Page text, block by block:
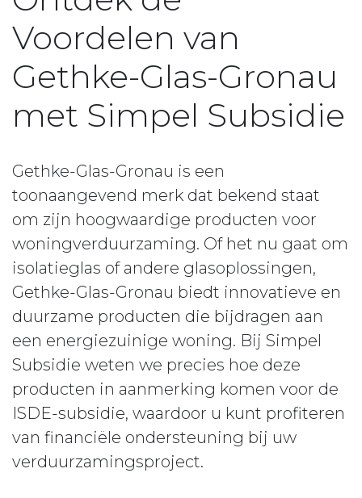
Voordelen van
Gethke-Glas-Gronau
met Simpel Subsidie
Gethke-Glas-Gronau is een
toonaangevend merk dat bekend staat
om zijn hoogwaardige producten voor
woningverduurzaming. Of het nu gaat om
isolatieglas of andere glasoplossingen,
Gethke-Glas-Gronau biedt innovatieve en
duurzame producten die bijdragen aan
een energiezuinige woning. Bij Simpel
Subsidie weten we precies hoe deze
producten in aanmerking komen voor de
ISDE-subsidie, waardoor u kunt profiteren
van financiële ondersteuning bij uw
verduurzamingsproject.